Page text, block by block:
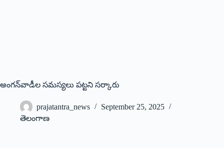
అంగన్‌వాడీల సమస్యలు పట్టని సర్కారు
prajatantra_news
September 25, 2025
తెలంగాణ